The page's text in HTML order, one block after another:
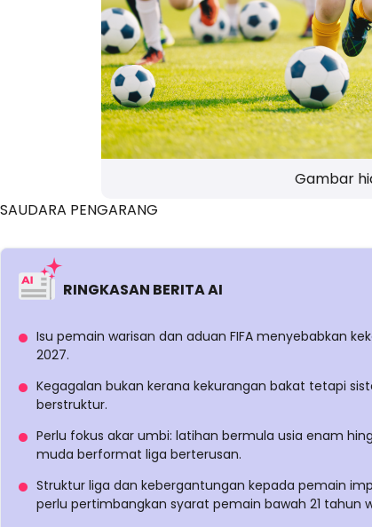
Gambar
SAUDARA PENGARANG
RINGKASAN BERITA AI
Isu pemain warisan dan aduan FIFA menyebabkan
2027.
Kegagalan bukan kerana kekurangan bakat tetapi
berstruktur.
Perlu fokus akar umbi: latihan bermula usia enam
muda berformat liga berterusan.
Struktur liga dan kebergantungan kepada pemain
perlu pertimbangkan syarat pemain bawah 21 tahun